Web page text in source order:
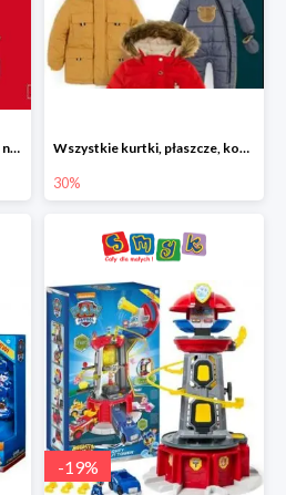
Wyprzedaż w Smyku do -50% na ubrania i buty Wszystkie kurtki, płaszcze, kombinezony i spodnie narciarskie -30%
30%
-19%